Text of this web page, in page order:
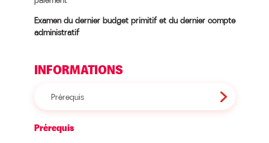
Examen du dernier budget primitif et du dernier compte
administratif
INFORMATIONS
Prérequis
Prérequis